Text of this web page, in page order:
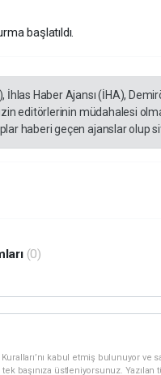
başlatıldı.
İhlas Haber Ajansı (İHA),
editörlerinin müdahalesi
haberi geçen ajanslar olup
(0)
kabul etmiş bulunuyor
başınıza üstleniyorsunuz.